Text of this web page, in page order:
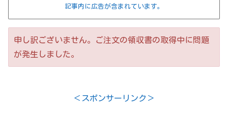
記事内に広告が含まれています。
申し訳ございません。ご注文の領収書の取得中に問題
が発生しました。
＜スポンサーリンク＞